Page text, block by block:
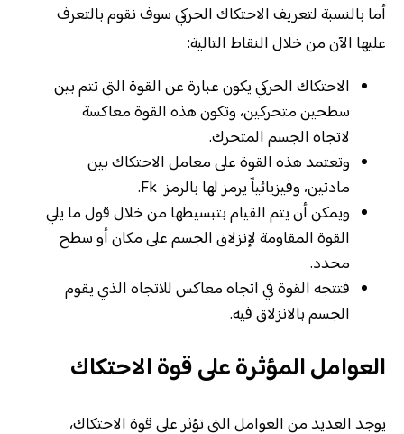
أما بالنسبة لتعريف الاحتكاك الحركي سوف نقوم بالتعرف
عليها الآن من خلال النقاط التالية:
الاحتكاك الحركي يكون عبارة عن القوة التي تتم بين
سطحين متحركين، وتكون هذه القوة معاكسة
لاتجاه الجسم المتحرك.
وتعتمد هذه القوة على معامل الاحتكاك بين
مادتين، وفيزيائياً يرمز لها بالرمز Fk.
ويمكن أن يتم القيام بتبسيطها من خلال قول ما يلي
القوة المقاومة لإنزلاق الجسم على مكان أو سطح
محدد.
فتتجه القوة في اتجاه معاكس للاتجاه الذي يقوم
الجسم بالانزلاق فيه.
العوامل المؤثرة على قوة الاحتكاك
يوجد العديد من العوامل التي تؤثر على قوة الاحتكاك،